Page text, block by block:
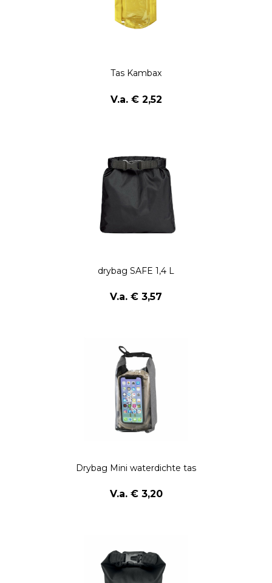
Tas Kambax
V.a. € 2,52
drybag SAFE 1,4 L
V.a. € 3,57
Drybag Mini waterdichte tas
V.a. € 3,20